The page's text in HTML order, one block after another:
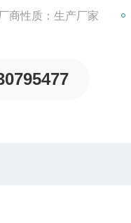
厂商性质：生产厂家